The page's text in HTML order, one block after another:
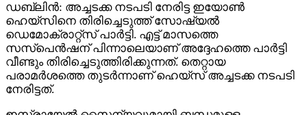
ഡബ്ലിൻ: അച്ചടക്ക നടപടി നേരിട്ട ഇയോൺ
ഹെയ്‌സിനെ തിരിച്ചെടുത്ത് സോഷ്യൽ
ഡെമോക്രാറ്റ്‌സ് പാർട്ടി. എട്ട് മാസത്തെ
സസ്‌പെൻഷന് പിന്നാലെയാണ് അദ്ദേഹത്തെ പാർട്ടി
വീണ്ടും തിരിച്ചെടുത്തിരിക്കുന്നത്. തെറ്റായ
പരാമർശത്തെ തുടർന്നാണ് ഹെയ്‌സ് അച്ചടക്ക നടപടി
നേരിട്ടത്.